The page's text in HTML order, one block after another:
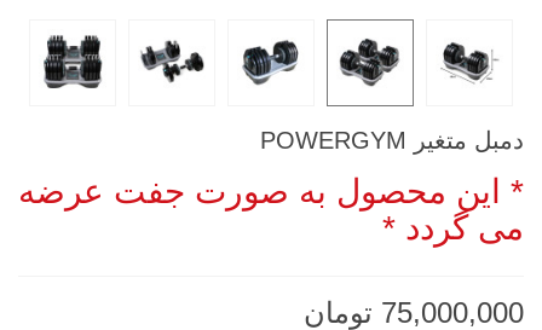
دمبل متغیر POWERGYM
* این محصول به صورت جفت عرضه
می گردد *
75,000,000 تومان